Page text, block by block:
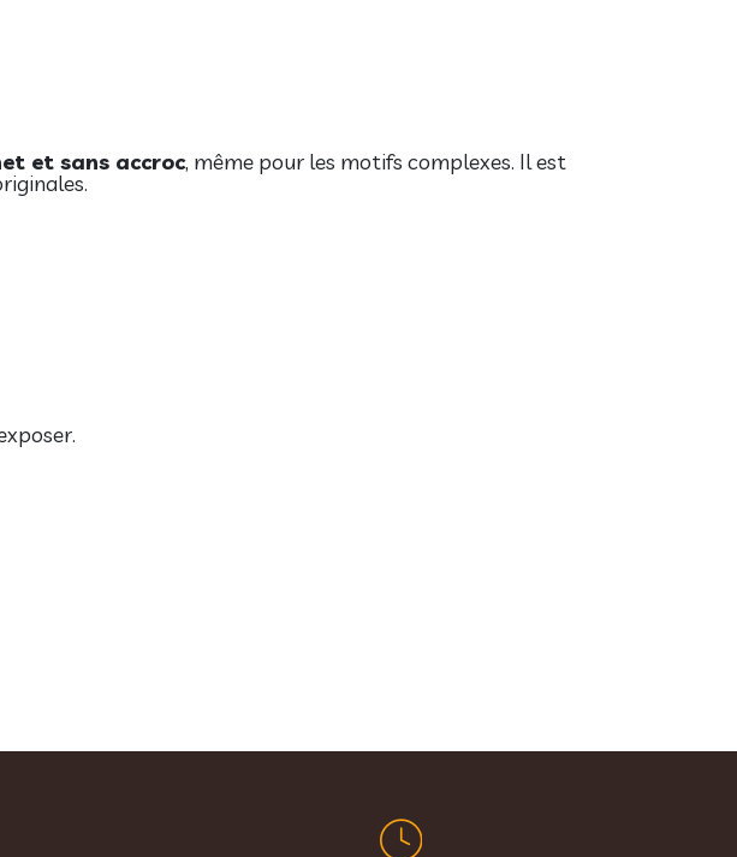
et sans accroc, même pour les motifs complexes. Il est